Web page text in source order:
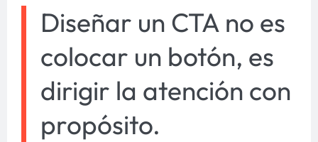
Diseñar un CTA no es
colocar un botón, es
dirigir la atención con
propósito.